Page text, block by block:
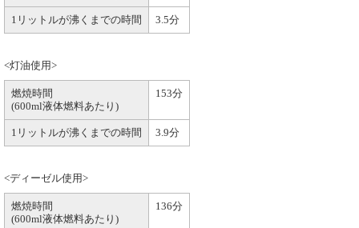
1リットルが沸くまでの時間 3.5分
<灯油使用>
燃焼時間
(600ml液体燃料あたり)
153分
1リットルが沸くまでの時間 3.9分
<ディーゼル使用>
燃焼時間
(600ml液体燃料あたり)
136分